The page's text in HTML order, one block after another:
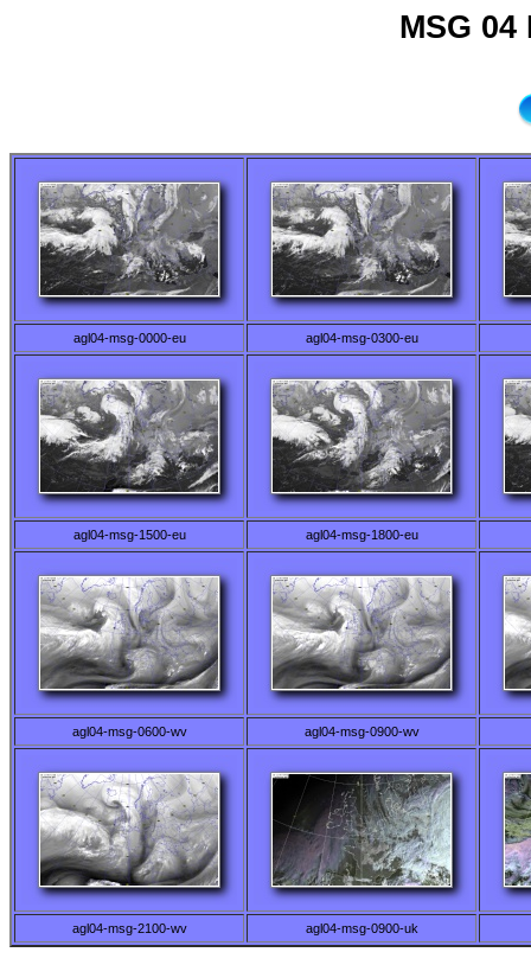
MSG 04
agl04-msg-0000-eu agl04-msg-0300-eu
agl04-msg-1500-eu agl04-msg-1800-eu
agl04-msg-0600-wv agl04-msg-0900-wv
agl04-msg-2100-wv agl04-msg-0900-uk